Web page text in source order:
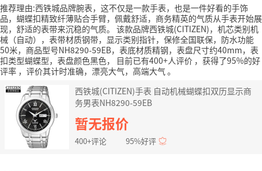
推荐理由:西铁城品牌腕表，这不仅是一款手表，也是一件好看的手饰
品，蝴蝶扣精致纤薄贴合手臂，佩戴舒适，商务精英的气质从手表开始展
现，舒适的表带来沉稳的气质。 该款品牌西铁城(CITIZEN)，机芯类别机
械（自动），表带材质钢带，显示类别指针，保修全国联保，防水功能
50米，商品型号NH8290-59EB，表底材质精钢，表盘尺寸约40mm，表
扣类型蝴蝶型，表盘颜色黑色，
目前已有400+人评价 ，获得了95%的好
评率 ，评价其计时准确，漂亮大气，高端大气。
西铁城(CITIZEN)手表 自动机械蝴蝶扣双历显示商
务男表NH8290-59EB
暂无报价
400+评论 95%好评